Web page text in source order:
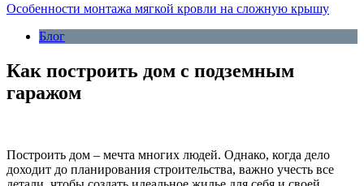
Особенности монтажа мягкой кровли на сложную крышу
Блог
Как построить дом с подземным
гаражом
Построить дом – мечта многих людей. Однако, когда дело
доходит до планирования строительства, важно учесть все